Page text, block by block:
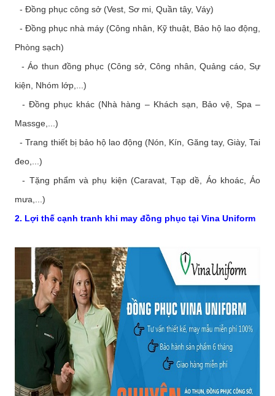
- Đồng phục công sở (Vest, Sơ mi, Quần tây, Váy)
- Đồng phục nhà máy (Công nhân, Kỹ thuật, Bảo hộ lao động,
Phòng sạch)
- Áo thun đồng phục (Công sở, Công nhân, Quảng cáo, Sự
kiện, Nhóm lớp,...)
- Đồng phục khác (Nhà hàng – Khách sạn, Bảo vệ, Spa –
Massge,...)
- Trang thiết bị bảo hộ lao động (Nón, Kín, Găng tay, Giày, Tai
đeo,...)
- Tặng phẩm và phụ kiện (Caravat, Tạp dề, Áo khoác, Áo
mưa,...)
2. Lợi thế cạnh tranh khi may đồng phục tại Vina Uniform